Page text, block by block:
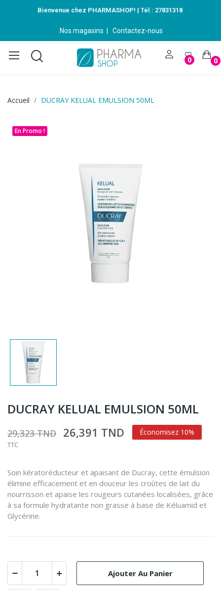
Bienvenue chez PHARMASHOP! | Tél : 27831318
Nos magasins Contactez-nous
0 0
Accueil DUCRAY KELUAL EMULSION 50ML
En Promo !
DUCRAY KELUAL EMULSION 50ML
29,323 TND 26,391 TND Économisez 10%
TTC
Soin kératoréducteur et apaisant de Ducray, cette émulsion
élimine efficacement et en douceur les croûtes de lait du
nourrisson et apaise les rougeurs cutanées localisées, grâce
à sa formule hydratante non grasse à base de Kéluamid et
Glycérine.
Ajouter Au Panier